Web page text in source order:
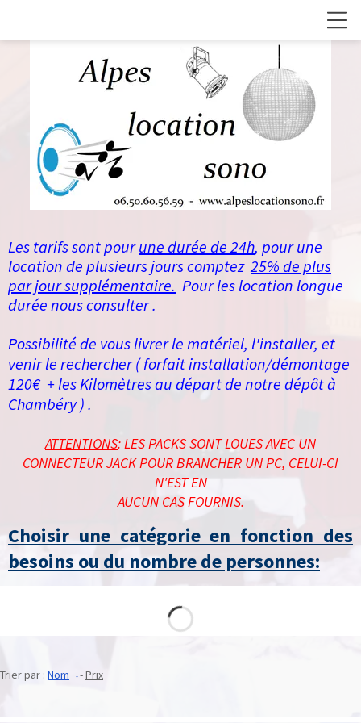
Les tarifs sont pourune durée de 24h, pour une
location de plusieurs jours comptez25% de plus
par jour supplémentaire. Pour les location longue
durée nous consulter .
Possibilité de vous livrer le matériel, l'installer, et
venir le rechercher ( forfait installation/démontage
120€ + les Kilomètres au départ de notre dépôt à
Chambéry ) .
ATTENTIONS: LES PACKS SONT LOUES AVEC UN
CONNECTEUR JACK POUR BRANCHER UN PC, CELUI-CI
N'EST EN
AUCUN CAS FOURNIS.
Choisir une catégorie en fonction des
besoins ou du nombre de personnes:
Trier par : Nom -Prix